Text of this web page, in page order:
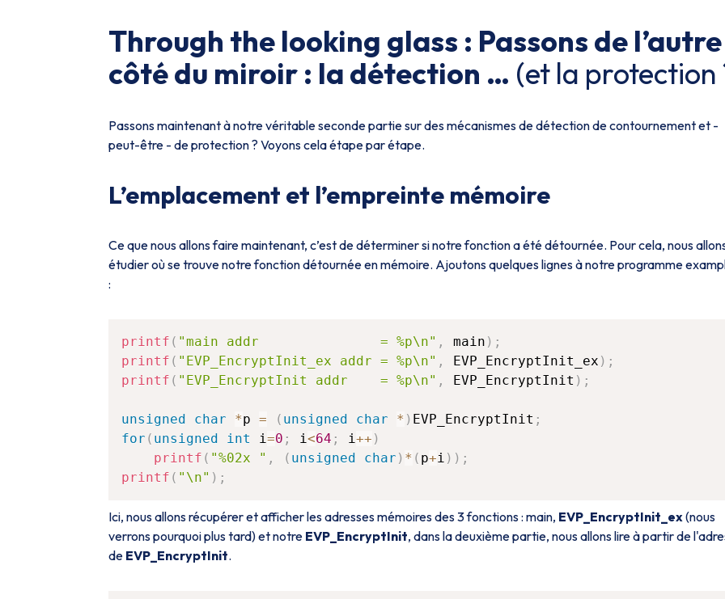
Through the looking glass : Passons de l’autre
côté du miroir : la détection … (et la protection
Passons maintenant à notre véritable seconde partie sur des mécanismes de détection de contournement et -
peut-être - de protection ? Voyons cela étape par étape.
L’emplacement et l’empreinte mémoire
Ce que nous allons faire maintenant, c’est de déterminer si notre fonction a été détournée. Pour cela, nous
étudier où se trouve notre fonction détournée en mémoire. Ajoutons quelques lignes à notre programme
:
printf ( "main addr               = %p\n" , main ) ;
printf ( "EVP_EncryptInit_ex addr = %p\n" , EVP_EncryptInit_ex ) ;
printf ( "EVP_EncryptInit addr    = %p\n" , EVP_EncryptInit ) ;
unsigned char *p = ( unsigned char * ) EVP_EncryptInit ;
for ( unsigned int i=0 ; i<64 ; i++ )
printf ( "%02x " , ( unsigned char ) * ( p+i ) ) ;
printf ( "\n" ) ;
Ici, nous allons récupérer et afficher les adresses mémoires des 3 fonctions : main, EVP_EncryptInit_ex(nous
verrons pourquoi plus tard) et notre EVP_EncryptInit, dans la deuxième partie, nous allons lire à partir de
de EVP_EncryptInit.